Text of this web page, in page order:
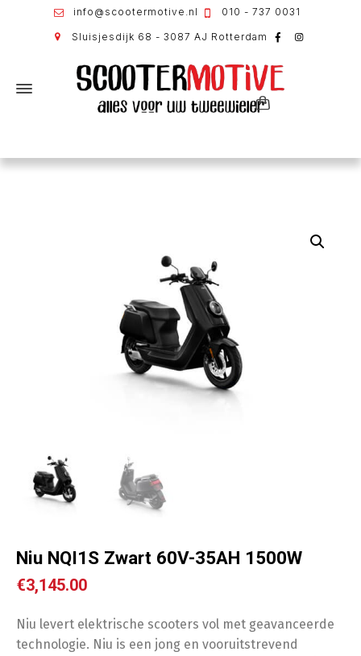
info@scootermotive.nl 010 - 737 0031
Sluisjesdijk 68 - 3087 AJ Rotterdam
Niu NQI1S Zwart 60V-35AH 1500W
€3,145.00
Niu levert elektrische scooters vol met geavanceerde
technologie. Niu is een jong en vooruitstrevend